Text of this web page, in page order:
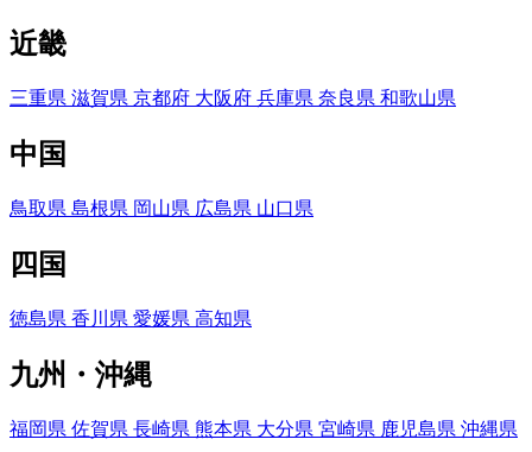
近畿
三重県 滋賀県 京都府 大阪府 兵庫県 奈良県 和歌山県
中国
鳥取県 島根県 岡山県 広島県 山口県
四国
徳島県 香川県 愛媛県 高知県
九州・沖縄
福岡県 佐賀県 長崎県 熊本県 大分県 宮崎県 鹿児島県 沖縄県